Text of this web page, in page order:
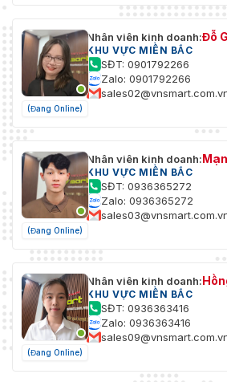
(Đang Online)
Nhân viên kinh doanh:Đỗ
KHU VỰC MIỀN BẮC
SĐT: 0901792266
Zalo: 0901792266
(Đang Online)
Nhân viên kinh doanh:
KHU VỰC MIỀN BẮC
SĐT: 0936365272
Zalo: 0936365272
(Đang Online)
Nhân viên kinh doanh:
KHU VỰC MIỀN BẮC
SĐT: 0936363416
Zalo: 0936363416